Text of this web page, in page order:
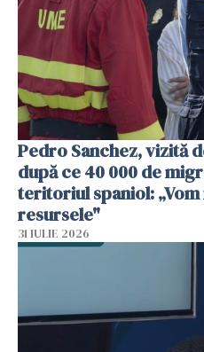
Pedro Sanchez, vizită
după ce 40 000 de
teritoriul spaniol:
resursele"
31 IULIE 2026